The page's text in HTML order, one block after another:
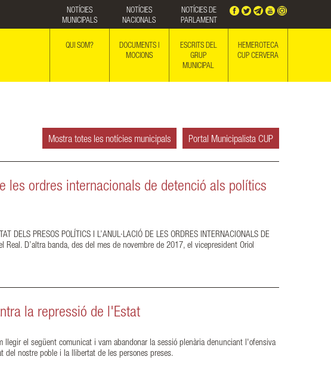
NOTÍCIES
MUNICIPALS
NOTÍCIES
NACIONALS
NOTÍCIES DE
PARLAMENT
QUI SOM?
DOCUMENTS I
MOCIONS
ESCRITS DEL
GRUP
MUNICIPAL
HEMEROTECA
CUP CERVERA
Mostra totes les notícies municipals Portal Municipalista CUP
les ordres internacionals de detenció als polítics
DELS PRESOS POLÍTICS I L’ANUL·LACIÓ DE LES ORDRES INTERNACIONALS DE
Real. D’altra banda, des del mes de novembre de 2017, el vicepresident Oriol
la repressió de l'Estat
el següent comunicat i vam abandonar la sessió plenària denunciant l'ofensiva
del nostre poble i la llibertat de les persones preses.